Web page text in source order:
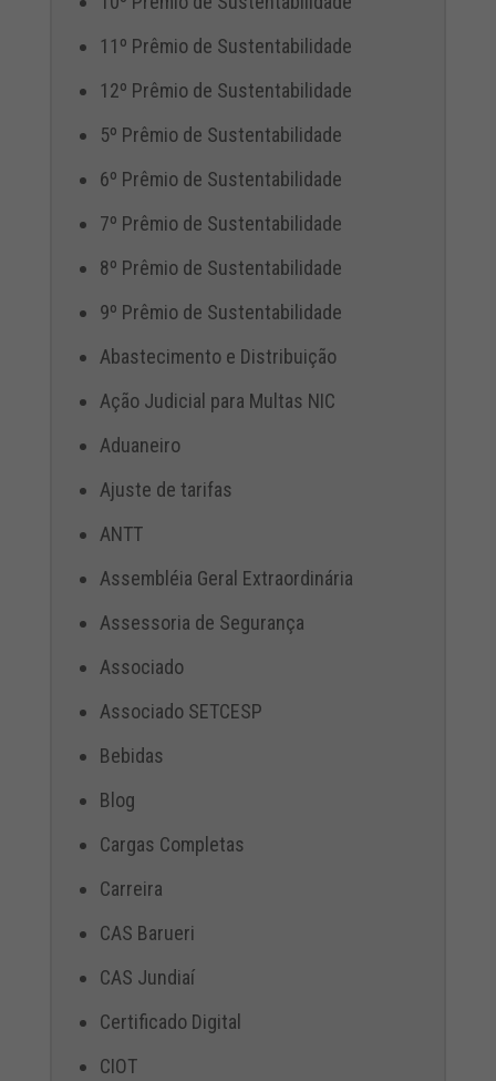
11º Prêmio de Sustentabilidade
12º Prêmio de Sustentabilidade
5º Prêmio de Sustentabilidade
6º Prêmio de Sustentabilidade
7º Prêmio de Sustentabilidade
8º Prêmio de Sustentabilidade
9º Prêmio de Sustentabilidade
Abastecimento e Distribuição
Ação Judicial para Multas NIC
Aduaneiro
Ajuste de tarifas
ANTT
Assembléia Geral Extraordinária
Assessoria de Segurança
Associado
Associado SETCESP
Bebidas
Blog
Cargas Completas
Carreira
CAS Barueri
CAS Jundiaí
Certificado Digital
CIOT